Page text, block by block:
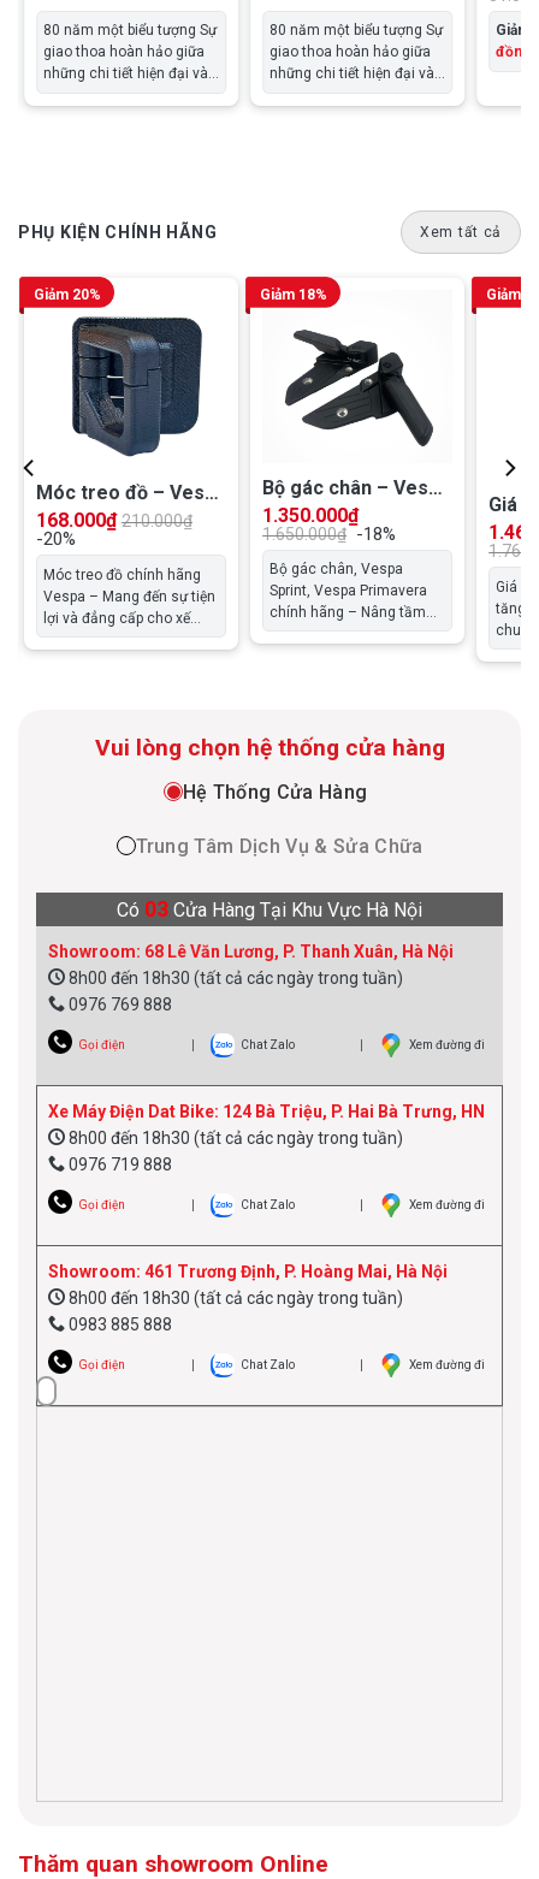
80 năm một biểu tượng Sự
giao thoa hoàn hảo giữa
những chi tiết hiện đại và
phong cách vượt thời gian.
dây kết nối sâu sắc với….
80 năm một biểu tượng Sự
giao thoa hoàn hảo giữa
những chi tiết hiện đại và
phong cách vượt thời gian.
dây kết nối sâu sắc với….
Giảm
đồng
PHỤ KIỆN CHÍNH HÃNG Xem tất cả
Giảm 20%
Móc treo đồ – Vespa
Primavera, Vespa
Sprint – 5A001651
168.000₫ 210.000₫
-20%
Móc treo đồ chính hãng
Vespa – Mang đến sự tiện
lợi và đẳng cấp cho xế
cưng của bạn Móc treo đồ
xuất bởi Piaggio với chất
Giảm 18%
Bộ gác chân – Vespa
Primavera, Vespa
Sprint – 5A001636
1.350.000₫
1.650.000₫ -18%
Bộ gác chân, Vespa
Sprint, Vespa Primavera
chính hãng – Nâng tầm
trải nghiệm di chuyển Bộ
an toàn cho người lái xe,
đặc biệt là khi di chuyển
cùng người ngồi sau. Sản
phẩm được….
Giảm
Giá
Giá
tăng
gập
Vui lòng chọn hệ thống cửa hàng
Hệ Thống Cửa Hàng
Trung Tâm Dịch Vụ & Sửa Chữa
Có 03 Cửa Hàng Tại Khu Vực Hà Nội
Showroom: 68 Lê Văn Lương, P. Thanh Xuân, Hà Nội
8h00 đến 18h30 (tất cả các ngày trong tuần)
0976 769 888
Gọi điện Chat Zalo Xem đường đi
Xe Máy Điện Dat Bike: 124 Bà Triệu, P. Hai Bà Trưng, HN
8h00 đến 18h30 (tất cả các ngày trong tuần)
0976 719 888
Gọi điện Chat Zalo Xem đường đi
Showroom: 461 Trương Định, P. Hoàng Mai, Hà Nội
8h00 đến 18h30 (tất cả các ngày trong tuần)
0983 885 888
Gọi điện Chat Zalo Xem đường đi
Thăm quan showroom Online